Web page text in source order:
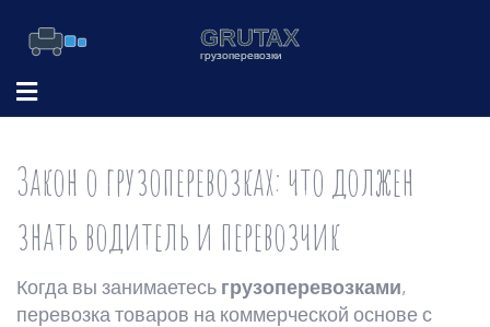
Закон о грузоперевозках: что должен
знать водитель и перевозчик
Когда вы занимаетесь грузоперевозками,
перевозка товаров на коммерческой основе с